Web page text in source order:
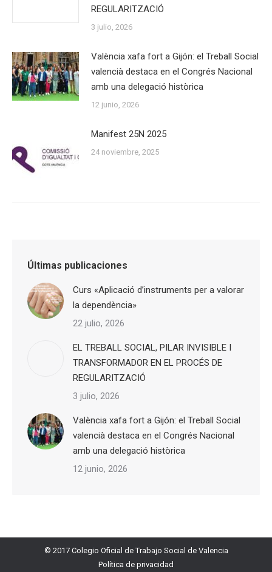
REGULARITZACIÓ
3 julio, 2026
València xafa fort a Gijón: el Treball Social
valencià destaca en el Congrés Nacional
amb una delegació històrica
12 junio, 2026
Manifest 25N 2025
24 noviembre, 2025
Últimas publicaciones
Curs «Aplicació d’instruments per a valorar
la dependència»
22 julio, 2026
EL TREBALL SOCIAL, PILAR INVISIBLE I
TRANSFORMADOR EN EL PROCÉS DE
REGULARITZACIÓ
3 julio, 2026
València xafa fort a Gijón: el Treball Social
valencià destaca en el Congrés Nacional
amb una delegació històrica
12 junio, 2026
© 2017 Colegio Oficial de Trabajo Social de Valencia
Política de privacidad